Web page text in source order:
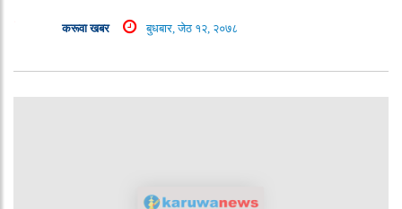
करूवा खबर बुधबार, जेठ १२, २०७८